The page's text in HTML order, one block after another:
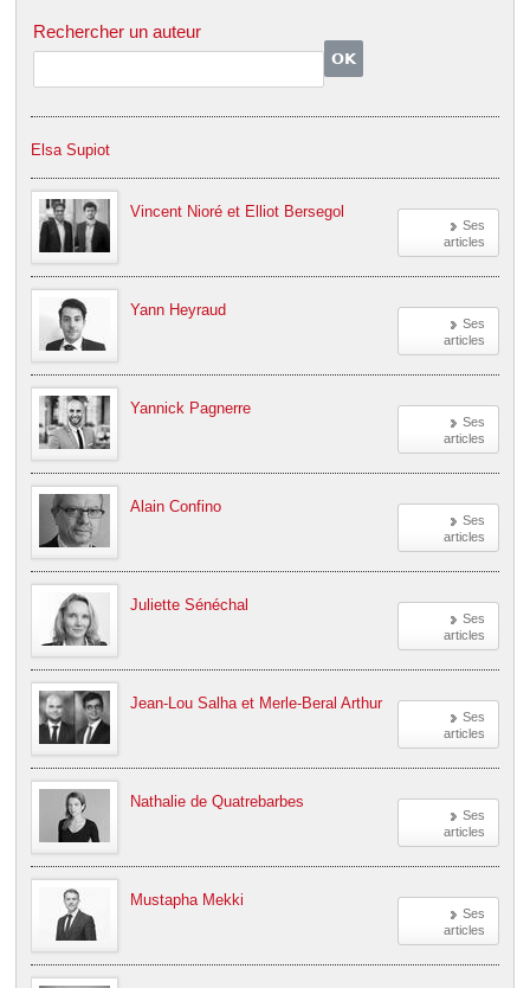
Rechercher un auteur
Elsa Supiot
Ses
articles
Vincent Nioré et Elliot Bersegol
Ses
articles
Yann Heyraud
Ses
articles
Yannick Pagnerre
Ses
articles
Alain Confino
Ses
articles
Juliette Sénéchal
Ses
articles
Jean-Lou Salha et Merle-Beral Arthur
Ses
articles
Nathalie de Quatrebarbes
Ses
articles
Mustapha Mekki